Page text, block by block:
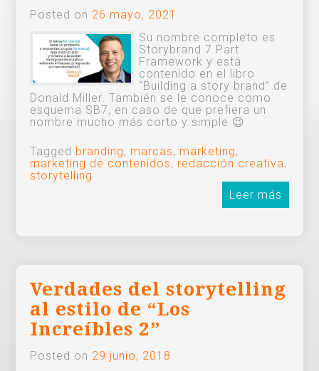
Posted on 26 mayo, 2021
Su nombre completo es
Storybrand 7 Part
Framework y está
contenido en el libro
“Building a story brand” de
Donald Miller. También se le conoce como
esquema SB7, en caso de que prefiera un
nombre mucho más corto y simple 😉.
Tagged branding, marcas, marketing,
marketing de contenidos, redacción creativa,
storytelling
Leer más
Verdades del storytelling
al estilo de “Los
Increíbles 2”
Posted on 29 junio, 2018